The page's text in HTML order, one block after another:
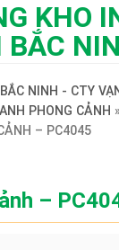
NINH - CTY
PHONG CẢNH »
– PC4045
–